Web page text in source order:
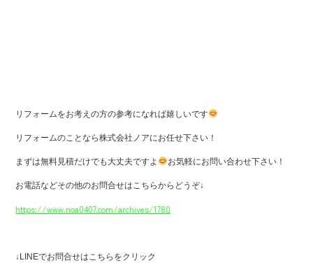
リフォームをお考えの方の参考になれば嬉しいです
リフォームのことなら株式会社ノアにお任せ下さい！
まずは無料見積だけでも大丈夫ですよ お気軽にお問い合わせ下さい！
お電話などその他のお問合せはこちらからどうぞ↓
https://www.noa0407.com/archives/1780
↓LINEでお問合せはこちらをクリック